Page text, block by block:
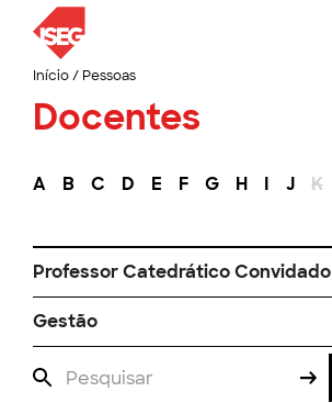
Início/ Pessoas
Docentes
A B C D E F G H I J K
Professor Catedrático Convidado
Gestão